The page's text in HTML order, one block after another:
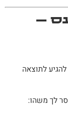
—
לתוצאה
לך משהו: